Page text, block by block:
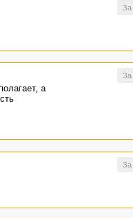
За
За
а
За